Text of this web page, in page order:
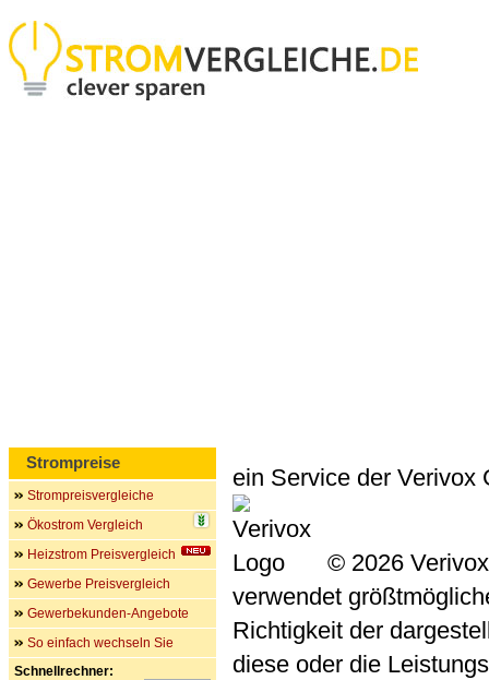
ein Service der Verivox
© 2026
verwendet
Richtigkeit der
diese oder die
Strompreise
Strompreisvergleiche
Ökostrom Vergleich
Heizstrom Preisvergleich
Gewerbe Preisvergleich
Gewerbekunden-Angebote
So einfach wechseln Sie
Schnellrechner: